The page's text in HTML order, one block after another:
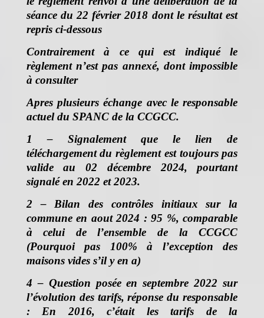
séance du 22 février 2018 dont le résultat est
repris ci-dessous
Contrairement à ce qui est indiqué le
règlement n’est pas annexé, dont impossible
à consulter
Apres plusieurs échange avec le responsable
actuel du SPANC de la CCGCC.
1 – Signalement que le lien de
téléchargement du règlement est toujours pas
valide au 02 décembre 2024, pourtant
signalé en 2022 et 2023.
2 – Bilan des contrôles initiaux sur la
commune en aout 2024 : 95 %, comparable
à celui de l’ensemble de la CCGCC
(Pourquoi pas 100% à l’exception des
maisons vides s’il y en a)
4 – Question posée en septembre 2022 sur
l’évolution des tarifs, réponse du responsable
: En 2016, c’était les tarifs de la